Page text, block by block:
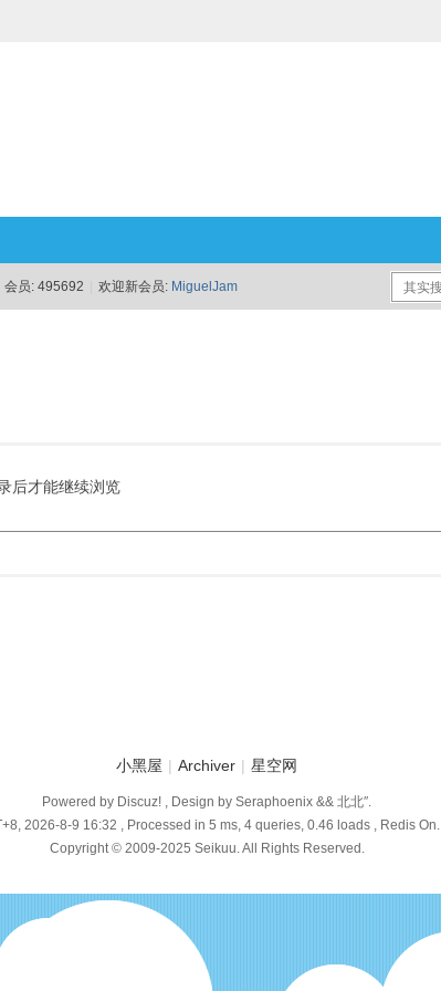
会员: 495692 欢迎新会员: MiguelJam
后才能继续浏览
小黑屋 | Archiver | 星空网
Powered by Discuz! , Design by Seraphoenix && 北北″.
2026-8-9 16:32 , Processed in 5 ms, 4 queries, 0.46 loads , Redis On.
Copyright © 2009-2025 Seikuu. All Rights Reserved.